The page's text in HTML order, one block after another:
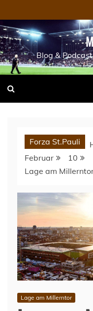
to
content
Blog &
Forza St.Pauli
Februar
10
Lage am
Lage am Millerntor